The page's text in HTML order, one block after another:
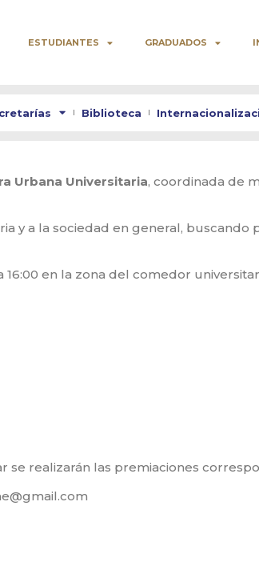
ESTUDIANTES GRADUADOS
Biblioteca
Urbana Universitaria, coordinada de
y a la sociedad en general,
en la zona del comedor
realizarán las premiaciones